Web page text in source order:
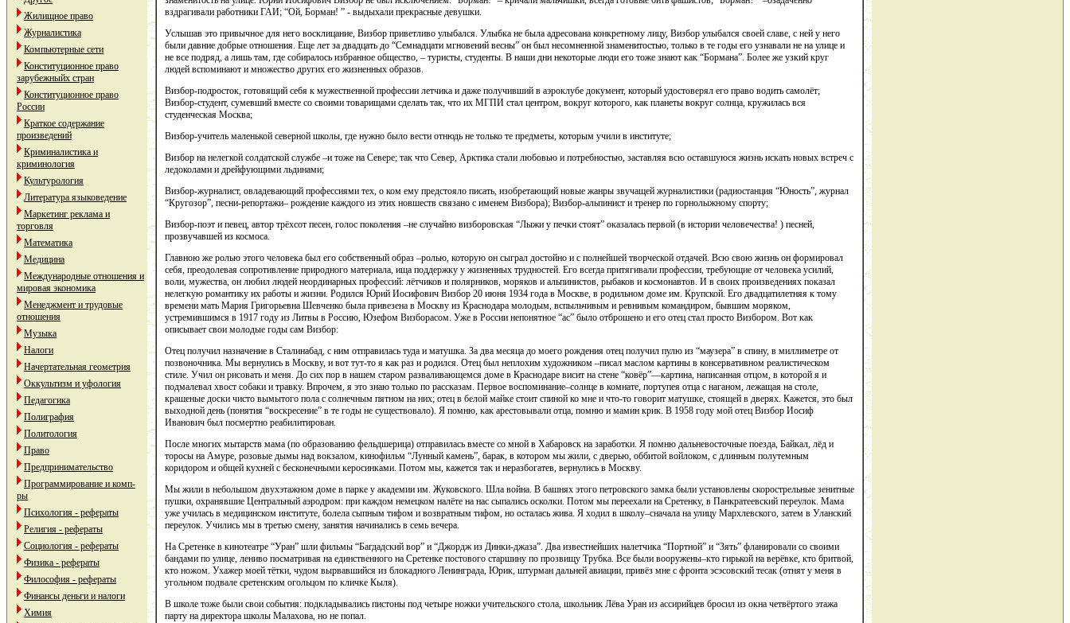
Жилищное право
Журналистика
Компьютерные сети
Конституционное право
зарубежныйх стран
Конституционное право
России
Краткое содержание
произведений
Криминалистика и
криминология
Культурология
Литература языковедение
Маркетинг реклама и
торговля
Математика
Медицина
Международные отношения и
мировая экономика
Менеджмент и трудовые
отношения
Музыка
Налоги
Начертательная геометрия
Оккультизм и уфология
Педагогика
Полиграфия
Политология
Право
Предпринимательство
Программирование и комп-
ры
Психология - рефераты
Религия - рефераты
Социология - рефераты
Физика - рефераты
Философия - рефераты
Финансы деньги и налоги
Химия
вздрагивали работники ГАИ; “Ой, Борман! ” - выдыхали прекрасные девушки.
Услышав это привычное для него восклицание, Визбор приветливо улыбался. Улыбка не была адресована конкретному лицу, Визбор улыбался своей славе, с ней у него
были давние добрые отношения. Еще лет за двадцать до “Семнадцати мгновений весны” он был несомненной знаменитостью, только в те годы его узнавали не на улице и
не все подряд, а лишь там, где собиралось избранное общество, – туристы, студенты. В наши дни некоторые люди его тоже знают как “Бормана”. Более же узкий круг
людей вспоминают и множество других его жизненных образов.
Визбор-подросток, готовящий себя к мужественной профессии летчика и даже получивший в аэроклубе документ, который удостоверял его право водить самолёт;
Визбор-студент, сумевший вместе со своими товарищами сделать так, что их МГПИ стал центром, вокруг которого, как планеты вокруг солнца, кружилась вся
студенческая Москва;
Визбор-учитель маленькой северной школы, где нужно было вести отнюдь не только те предметы, которым учили в институте;
Визбор на нелегкой солдатской службе –и тоже на Севере; так что Север, Арктика стали любовью и потребностью, заставляя всю оставшуюся жизнь искать новых встреч с
ледоколами и дрейфующими льдинами;
Визбор-журналист, овладевающий профессиями тех, о ком ему предстояло писать, изобретающий новые жанры звучащей журналистики (радиостанция “Юность”, журнал
“Кругозор”, песни-репортажи– рождение каждого из этих новшеств связано с именем Визбора); Визбор-альпинист и тренер по горнолыжному спорту;
Визбор-поэт и певец, автор трёхсот песен, голос поколения –не случайно визборовская “Лыжи у печки стоят” оказалась первой (в истории человечества! ) песней,
прозвучавшей из космоса.
Главною же ролью этого человека был его собственный образ –ролью, которую он сыграл достойно и с полнейшей творческой отдачей. Всю свою жизнь он формировал
себя, преодолевая сопротивление природного материала, ища поддержку у жизненных трудностей. Его всегда притягивали профессии, требующие от человека усилий,
воли, мужества, он любил людей неординарных профессий: лётчиков и полярников, моряков и альпинистов, рыбаков и космонавтов. И в своих произведениях показал
нелегкую романтику их работы и жизни. Родился Юрий Иосифович Визбор 20 июня 1934 года в Москве, в родильном доме им. Крупской. Его двадцатилетняя к тому
времени мать Мария Григорьевна Шевченко была привезена в Москву из Краснодара молодым, вспыльчивым и ревнивым командиром, бывшим моряком,
устремившимся в 1917 году из Литвы в Россию, Юзефом Визборасом. Уже в России непонятное “ас” было отброшено и его отец стал просто Визбором. Вот как
описывает свои молодые годы сам Визбор:
Отец получил назначение в Сталинабад, с ним отправилась туда и матушка. За два месяца до моего рождения отец получил пулю из “маузера” в спину, в миллиметре от
позвоночника. Мы вернулись в Москву, и вот тут-то я как раз и родился. Отец был неплохим художником –писал маслом картины в консервативном реалистическом
стиле. Учил он рисовать и меня. До сих пор в нашем старом разваливающемся доме в Краснодаре висит на стене “ковёр”—картина, написанная отцом, в которой я и
подмалевал хвост собаки и травку. Впрочем, я это знаю только по рассказам. Первое воспоминание–солнце в комнате, портупея отца с наганом, лежащая на столе,
крашеные доски чисто вымытого пола с солнечным пятном на них; отец в белой майке стоит спиной ко мне и что-то говорит матушке, стоящей в дверях. Кажется, это был
выходной день (понятия “воскресение” в те годы не существовало). Я помню, как арестовывали отца, помню и мамин крик. В 1958 году мой отец Визбор Иосиф
Иванович был посмертно реабилитирован.
После многих мытарств мама (по образованию фельдшерица) отправилась вместе со мной в Хабаровск на заработки. Я помню дальневосточные поезда, Байкал, лёд и
торосы на Амуре, розовые дымы над вокзалом, кинофильм “Лунный камень”, барак, в котором мы жили, с дверью, оббитой войлоком, с длинным полутемным
коридором и общей кухней с бесконечными керосинками. Потом мы, кажется так и неразбогатев, вернулись в Москву.
Мы жили в небольшом двухэтажном доме в парке у академии им. Жуковского. Шла война. В башнях этого петровского замка были установлены скорострельные зенитные
пушки, охранявшие Центральный аэродром: при каждом немецком налёте на нас сыпались осколки. Потом мы переехали на Сретенку, в Панкратеевский переулок. Мама
уже училась в медицинском институте, болела сыпным тифом и возвратным тифом, но осталась жива. Я ходил в школу–сначала на улицу Мархлевского, затем в Уланский
переулок. Учились мы в третью смену, занятия начинались в семь вечера.
На Сретенке в кинотеатре “Уран” шли фильмы “Багдадский вор” и “Джордж из Динки-джаза”. Два известнейших налетчика “Портной” и “Зять” фланировали со своими
бандами по улице, лениво посматривая на единственного на Сретенке постового старшину по прозвищу Трубка. Все были вооружены–кто гирькой на верёвке, кто бритвой,
кто ножом. Ухажер моей тётки, чудом вырвавшийся из блокадного Ленинграда, Юрик, штурман дальней авиации, привёз мне с фронта эсэсовский тесак (отнят у меня в
угольном подвале сретенским огольцом по кличке Кыля).
В школе тоже были свои события: подкладывались пистоны под четыре ножки учительского стола, школьник Лёва Уран из ассирийцев бросил из окна четвёртого этажа
парту на директора школы Малахова, но не попал.